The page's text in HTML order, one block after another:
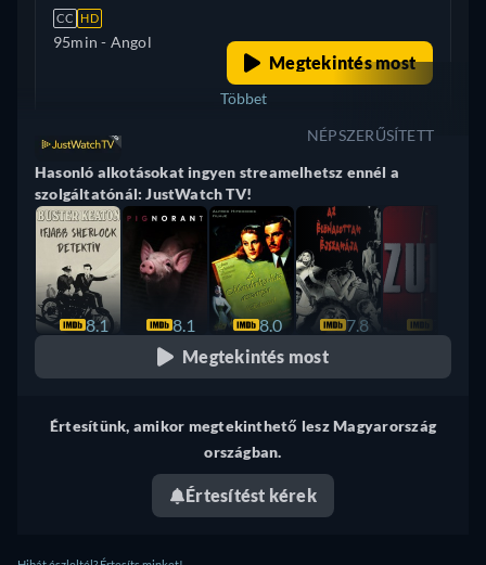
CC HD
95min - Angol
Megtekintés most
Brazília
Többet
Hasonló alkotásokat ingyen streamelhetsz ennél a
szolgáltatónál: JustWatch TV!
8.1 8.1 8.0 7.8
Megtekintés most
NÉPSZERŰSÍTETT
Értesítünk, amikor megtekinthető lesz Magyarország
országban.
Értesítést kérek